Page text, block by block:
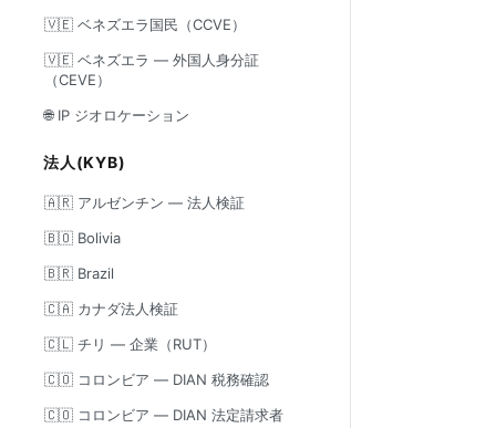
🇻🇪 ベネズエラ国民（CCVE）
🇻🇪 ベネズエラ — 外国人身分証
（CEVE）
🌐 IP ジオロケーション
法人(KYB)
🇦🇷 アルゼンチン — 法人検証
🇧🇴 Bolivia
🇧🇷 Brazil
🇨🇦 カナダ法人検証
🇨🇱 チリ — 企業（RUT）
🇨🇴 コロンビア — DIAN 税務確認
🇨🇴 コロンビア — DIAN 法定請求者